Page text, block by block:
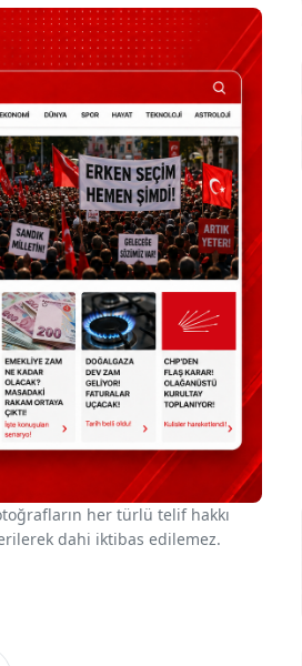
her türlü telif hakkı
dahi iktibas edilemez.